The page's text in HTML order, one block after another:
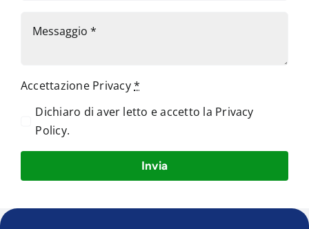
Accettazione Privacy*
Dichiaro di aver letto e accetto la Privacy
Policy.
Invia